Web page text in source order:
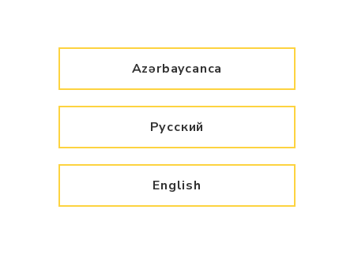
Azərbaycanca
Русский
English